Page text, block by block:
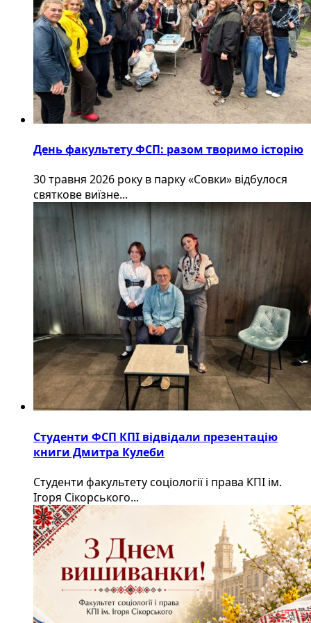
День факультету ФСП: разом творимо історію
30 травня 2026 року в парку «Совки» відбулося
святкове виїзне...
Студенти ФСП КПІ відвідали презентацію
книги Дмитра Кулеби
Студенти факультету соціології і права КПІ ім.
Ігоря Сікорського...